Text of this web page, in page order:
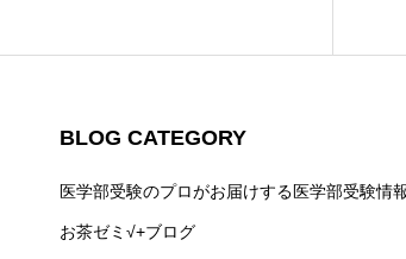
BLOG CATEGORY
医学部受験のプロがお届けする医学部受験情
お茶ゼミ√+ブログ